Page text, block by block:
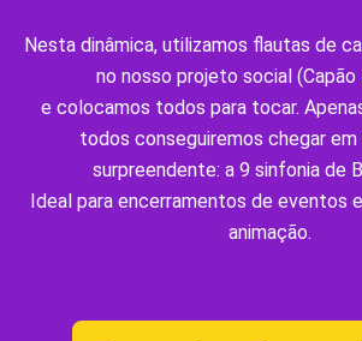
Nesta dinâmica, utilizamos flautas de
no nosso projeto social (Capão
e colocamos todos para tocar.
todos conseguiremos chegar em
surpreendente: a 9 sinfonia de
Ideal para encerramentos de eventos
animação.